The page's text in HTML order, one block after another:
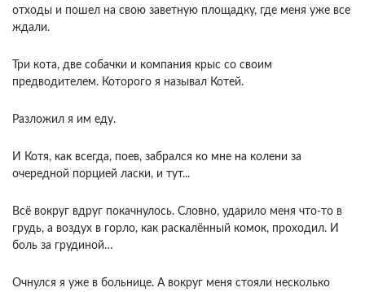
отходы и пошел на свою заветную площадку, где меня уже все
ждали.
Три кота, две собачки и компания крыс со своим
предводителем. Которого я называл Котей.
Разложил я им еду.
И Котя, как всегда, поев, забрался ко мне на колени за
очередной порцией ласки, и тут...
Всё вокруг вдруг покачнулось. Словно, ударило меня что-то в
грудь, а воздух в горло, как раскалённый комок, проходил. И
боль за грудиной…
Очнулся я уже в больнице. А вокруг меня стояли несколько